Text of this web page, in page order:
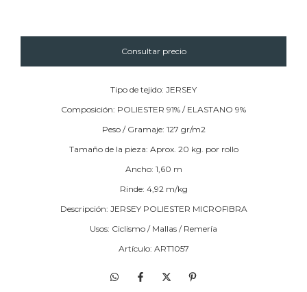
Tipo de tejido: JERSEY
Composición: POLIESTER 91% / ELASTANO 9%
Peso / Gramaje: 127 gr/m2
Tamaño de la pieza: Aprox. 20 kg. por rollo
Ancho: 1,60 m
Rinde: 4,92 m/kg
Descripción: JERSEY POLIESTER MICROFIBRA
Usos: Ciclismo / Mallas / Remería
Artículo: ART1057